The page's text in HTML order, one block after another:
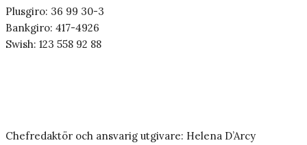
Plusgiro: 36 99 30-3
Bankgiro: 417-4926
Swish: 123 558 92 88
Chefredaktör och ansvarig utgivare: Helena D’Arcy